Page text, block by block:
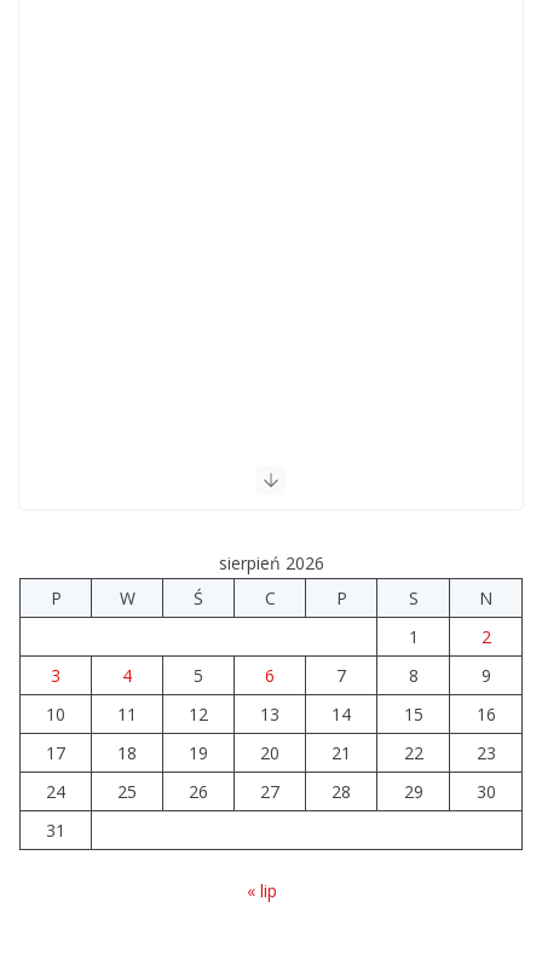
sierpień 2026
P
W Ś C P S
N
1
2
3
4 5 6 7 8
9
10
11 12 13 14 15
16
17
18 19 20 21 22
23
24
25 26 27 28 29
30
31
« lip